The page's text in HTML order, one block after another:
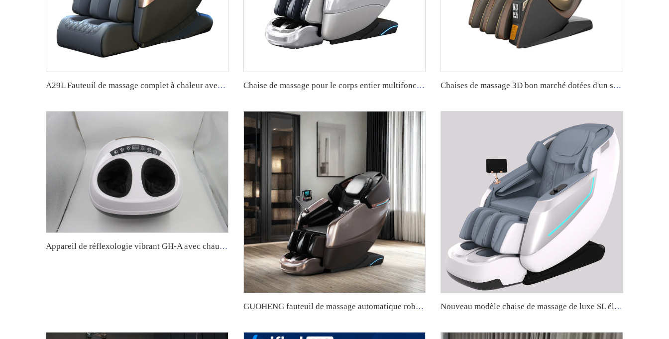
A29L Fauteuil de massage complet à chaleur avec piste SL, fonction électrique, massage shiatsu et technologie 4D Chaise de massage pour le corps entier multifonctionnelle de luxe pour usage domestique Chaises de massage 3D bon marché dotées d'un système de gestion backend via application, avec options de paiement personnalisables, idéales pour les aéroports et les centres commerciaux.
Appareil de réflexologie vibrant GH-A avec chauffage au shiatsu pour masser les pieds
GUOHENG fauteuil de massage automatique robotisé 4d zéro gravité luxe allongement rail SL massage complet du corps Nouveau modèle chaise de massage de luxe SL électrique pour tout le corps 4D Shiatsu Zéro Gravité Fauteuil de massage inclinable avec massage des pieds